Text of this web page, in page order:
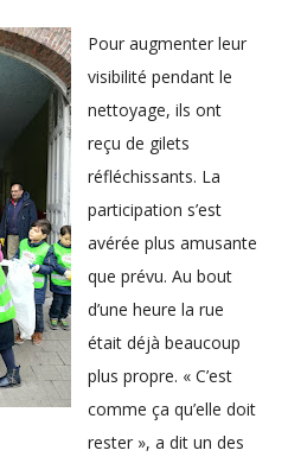
Pour augmenter leur
visibilité pendant le
nettoyage, ils ont
reçu de gilets
réfléchissants. La
participation s’est
avérée plus amusante
que prévu. Au bout
d’une heure la rue
était déjà beaucoup
plus propre. « C’est
comme ça qu’elle doit
rester », a dit un des